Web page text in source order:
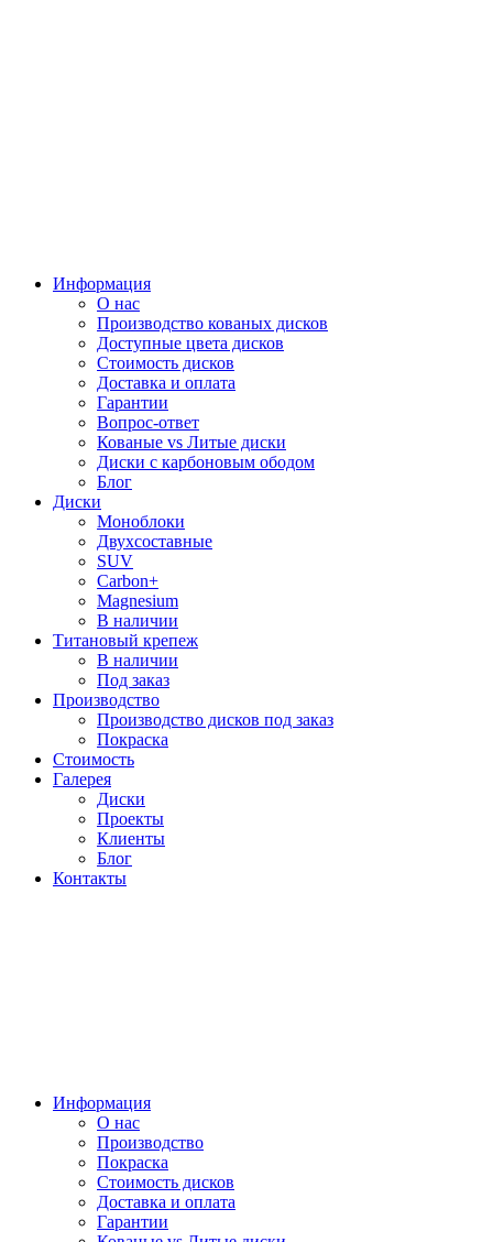
Информация
О нас
Производство кованых дисков
Доступные цвета дисков
Стоимость дисков
Доставка и оплата
Гарантии
Вопрос-ответ
Кованые vs Литые диски
Диски с карбоновым ободом
Блог
Диски
Моноблоки
Двухсоставные
SUV
Carbon+
Magnesium
В наличии
Титановый крепеж
В наличии
Под заказ
Производство
Производство дисков под заказ
Покраска
Стоимость
Галерея
Диски
Проекты
Клиенты
Блог
Контакты
Информация
О нас
Производство
Покраска
Стоимость дисков
Доставка и оплата
Гарантии